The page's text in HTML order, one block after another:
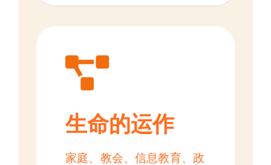
生命的运作
家庭、教会、信息教育、政